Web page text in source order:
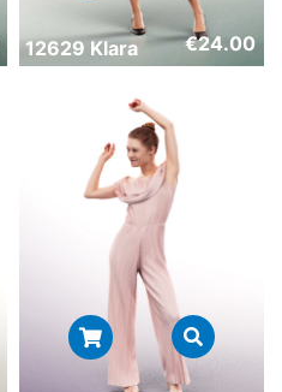
12629 Klara €24.00